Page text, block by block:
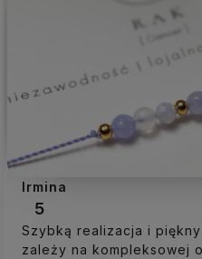
Irmina
5
Szybką realizacja i
zależy na kompleksowej